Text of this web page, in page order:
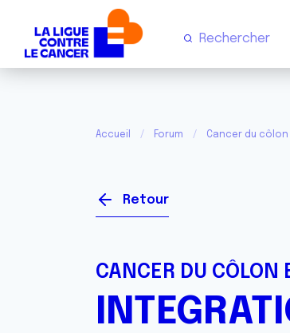
Accueil Forum Cancer du
Retour
CANCER DU CÔLON